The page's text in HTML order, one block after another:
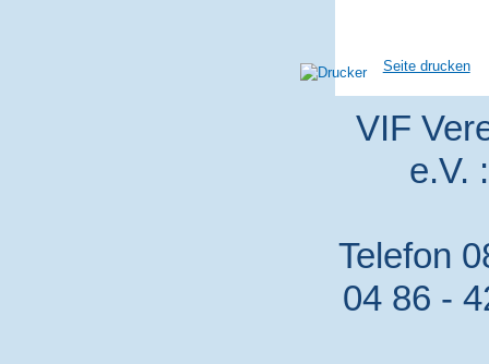
Seite drucken
VIF
e.V.
Telefon
04 86 -